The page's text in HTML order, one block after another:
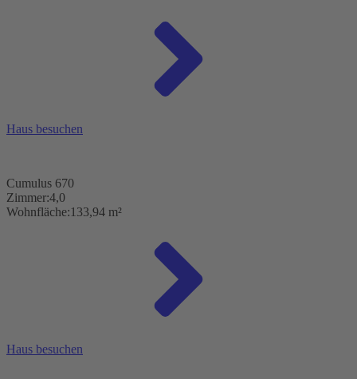
Haus besuchen
Cumulus 670
Zimmer:4,0
Wohnfläche:133,94 m²
Haus besuchen